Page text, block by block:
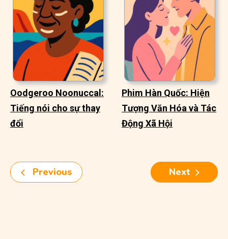
Oodgeroo Noonuccal:
Tiếng nói cho sự thay
đổi
Phim Hàn Quốc: Hiện
Tượng Văn Hóa và Tác
Động Xã Hội
Next
Previous